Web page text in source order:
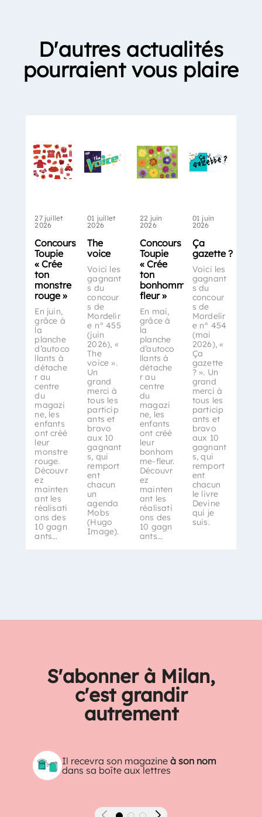
D'autres actualités
pourraient vous plaire
27 juillet
2026
Concours
Toupie
« Crée
ton
monstre
rouge »
En juin,
grâce à
la
planche
d’autoco
llants à
détache
r au
centre
du
magazi
ne, les
enfants
ont créé
leur
monstre
rouge.
Découvr
ez
mainten
ant les
réalisati
ons des
10 gagn
ants…
01 juillet
2026
The
voice
Voici les
gagnant
s du
concour
s de
Mordelir
e n° 455
(juin
2026), «
The
voice ».
Un
grand
merci à
tous les
particip
ants et
bravo
aux 10
gagnant
s, qui
remport
ent
chacun
un
agenda
Mobs
(Hugo
Image).
22 juin
2026
Concours
Toupie
« Crée
ton
bonhomme-
fleur »
En mai,
grâce à
la
planche
d’autoco
llants à
détache
r au
centre
du
magazi
ne, les
enfants
ont créé
leur
bonhom
me-fleur.
Découvr
ez
mainten
ant les
réalisati
ons des
10 gagn
ants…
01 juin
2026
Ça
gazette ?
Voici les
gagnant
s du
concour
s de
Mordelir
e n° 454
(mai
2026), «
Ça
gazette
? ». Un
grand
merci à
tous les
particip
ants et
bravo
aux 10
gagnant
s, qui
remport
ent
chacun
le livre
Devine
qui je
suis.
S'abonner à Milan,
c'est grandir
autrement
Il recevra son magazineà son nom
dans sa boîte aux lettres